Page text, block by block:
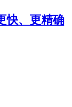
快、更精确